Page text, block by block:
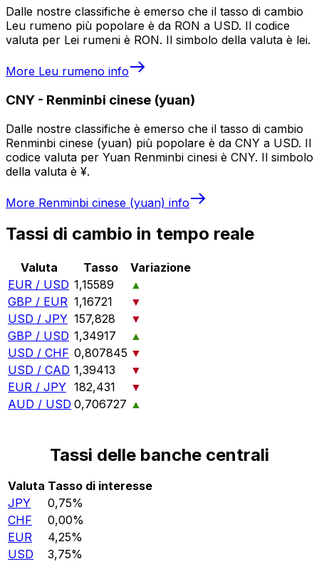
Dalle nostre classifiche è emerso che il tasso di cambio
Leu rumeno più popolare è da RON a USD. Il codice
valuta per Lei rumeni è RON. Il simbolo della valuta è lei.
More Leu rumeno info
CNY - Renminbi cinese (yuan)
Dalle nostre classifiche è emerso che il tasso di cambio
Renminbi cinese (yuan) più popolare è da CNY a USD. Il
codice valuta per Yuan Renminbi cinesi è CNY. Il simbolo
della valuta è ¥.
More Renminbi cinese (yuan) info
Tassi di cambio in tempo reale
Valuta Tasso
Variazione
EUR / USD 1,15589
▲
GBP / EUR 1,16721
▼
USD / JPY 157,828
▼
GBP / USD 1,34917
▲
USD / CHF 0,807845 ▼
USD / CAD 1,39413
▼
EUR / JPY 182,431
▼
AUD / USD 0,706727 ▲
Tassi delle banche centrali
Valuta Tasso di interesse
JPY
0,75%
CHF
0,00%
EUR
4,25%
USD
3,75%